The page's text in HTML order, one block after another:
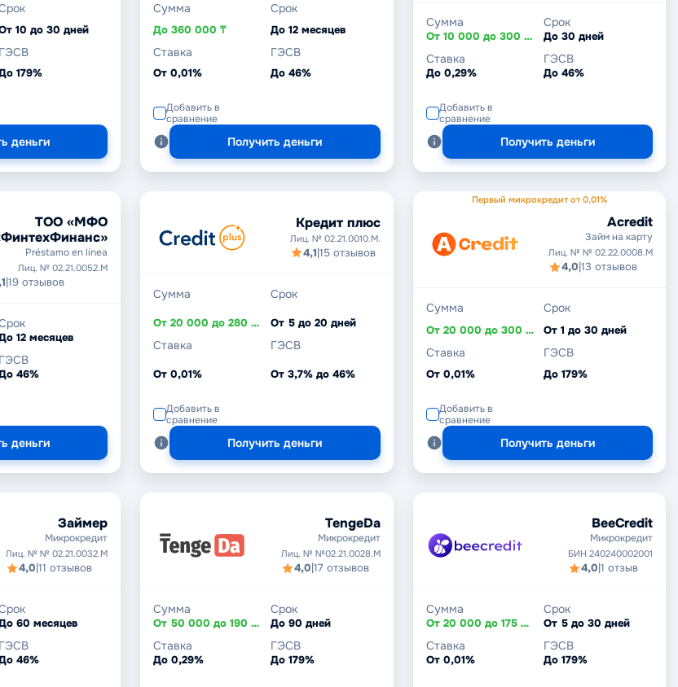
10 до 30 дней
ГЭСВ
179%
деньги
Сумма
До 360 000 ₸
Срок
До 12 месяцев
Ставка
От 0,01%
ГЭСВ
До 46%
Добавить в
сравнение
Получить деньги
Сумма
От 10 000 до 300 000 ₸
Срок
До 30 дней
Ставка
До 0,29%
ГЭСВ
До 46%
Добавить в
сравнение
Получить деньги
ТОО «МФО
Préstamo en línea
Лиц. № 02.21.0052.М
|19 отзывов
12 месяцев
ГЭСВ
46%
деньги
Кредит плюс
Лиц. № 02.21.0010.M.
4,1|15 отзывов
Сумма
От 20 000 до 280 000 ₸
Срок
От 5 до 20 дней
Ставка
От 0,01%
ГЭСВ
От 3,7% до 46%
Добавить в
сравнение
Получить деньги
Первый микрокредит от 0,01%
Acredit
Займ на карту
Лиц. № № 02.22.0008.М
4,0|13 отзывов
Сумма
От 20 000 до 300 000 ₸
Срок
От 1 до 30 дней
Ставка
От 0,01%
ГЭСВ
До 179%
Добавить в
сравнение
Получить деньги
Займер
Микрокредит
Лиц. № № 02.21.0032.М
4,0|11 отзывов
60 месяцев
ГЭСВ
46%
TengeDa
Микрокредит
Лиц. № №02.21.0028.M
4,0|17 отзывов
Сумма
От 50 000 до 190 000 ₸
Срок
До 90 дней
Ставка
До 0,29%
ГЭСВ
До 179%
BeeCredit
Микрокредит
БИН 240240002001
4,0|1 отзыв
Сумма
От 20 000 до 175 000 ₸
Срок
От 5 до 30 дней
Ставка
От 0,01%
ГЭСВ
До 179%